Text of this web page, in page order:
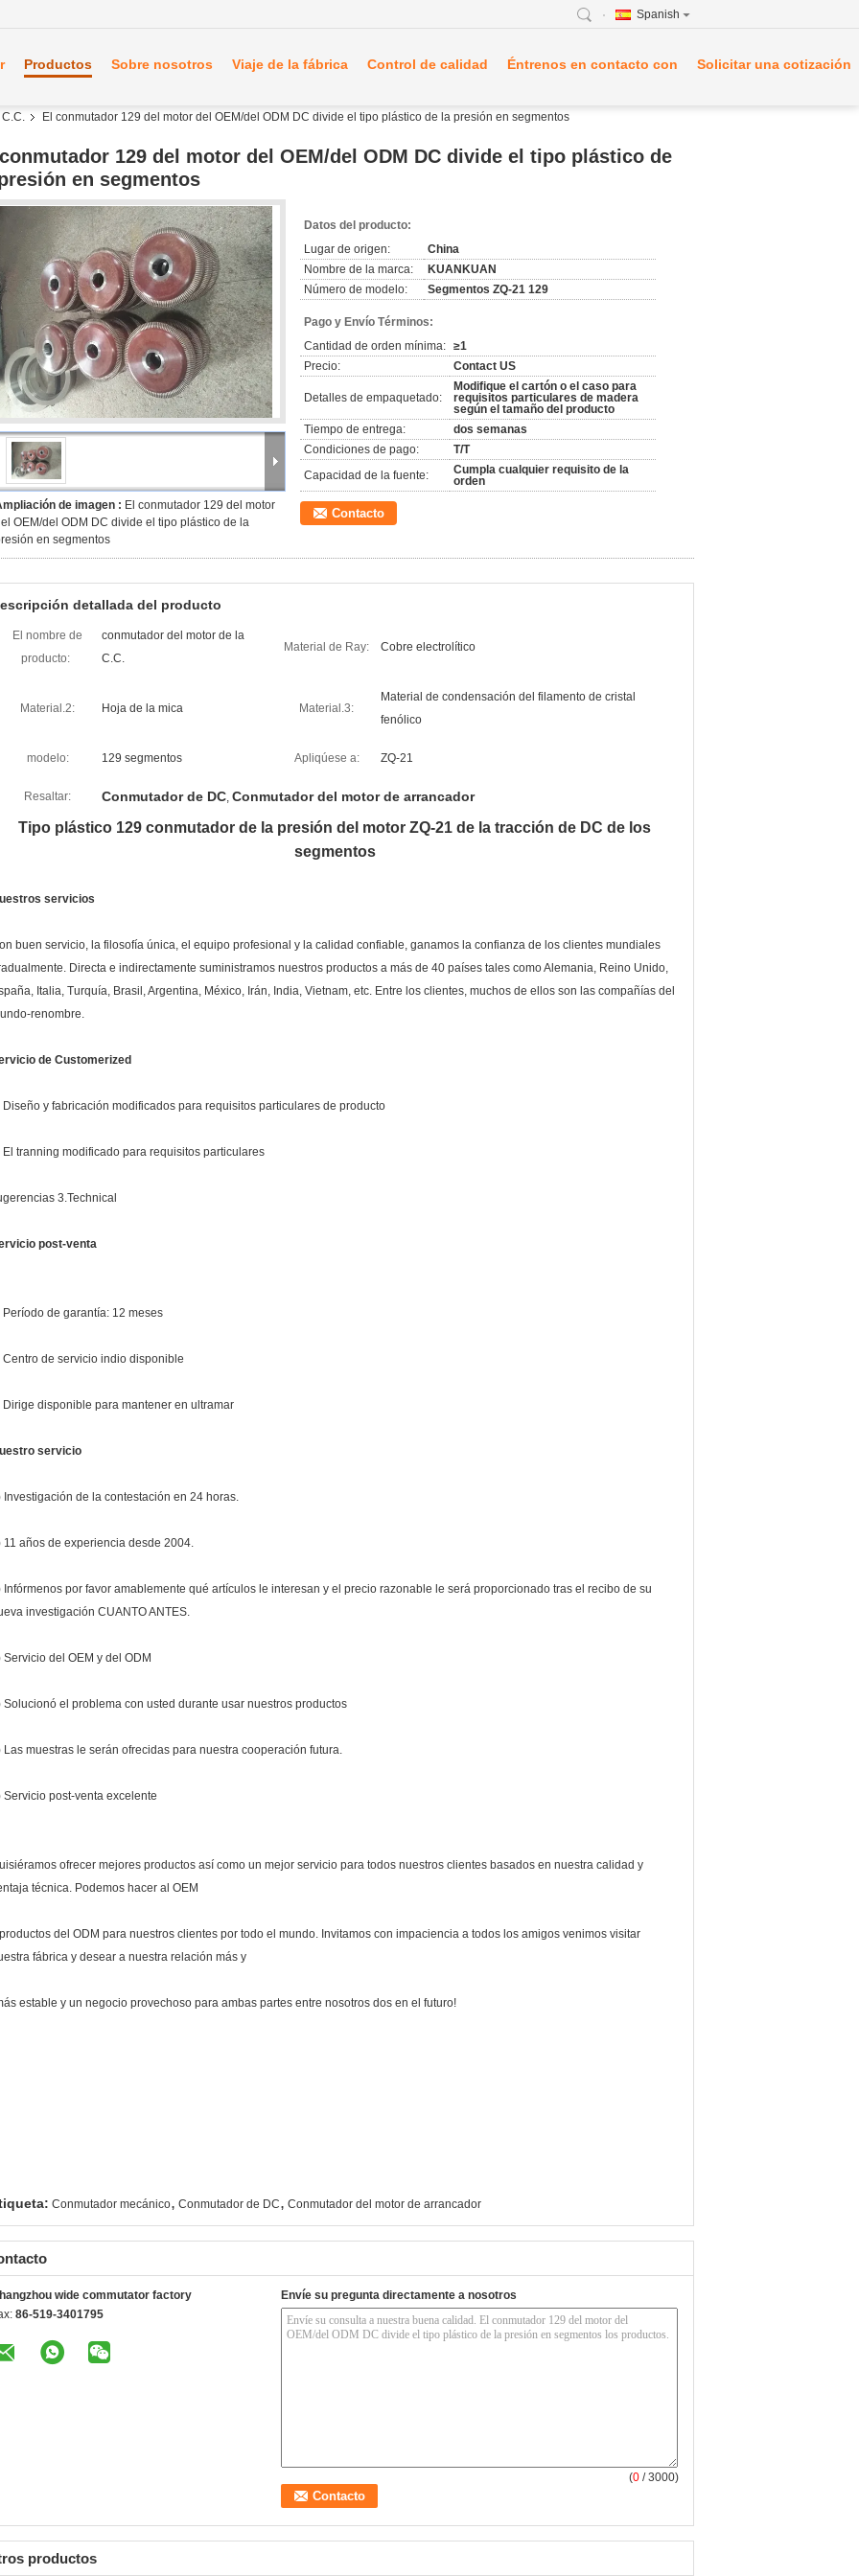
Spanish
Productos Sobre nosotros Viaje de la fábrica Control de calidad Éntrenos en contacto con Solicitar una cotización
El conmutador 129 del motor del OEM/del ODM DC divide el tipo plástico de la presión en segmentos
129 del motor del OEM/del ODM DC divide el tipo plástico de
en segmentos
de imagen : El conmutador 129 del motor
OEM/del ODM DC divide el tipo plástico de la
en segmentos
Datos del producto:
Lugar de origen:
China
Nombre de la marca:
KUANKUAN
Número de modelo:
Segmentos ZQ-21 129
Pago y Envío Términos:
Cantidad de orden mínima: ≥1
Precio:
Contact US
Detalles de empaquetado:
Modifique el cartón o el caso para
requisitos particulares de madera
según el tamaño del producto
Tiempo de entrega:
dos semanas
Condiciones de pago:
T/T
Capacidad de la fuente:
Cumpla cualquier requisito de la
orden
Contacto
detallada del producto
El nombre de
producto:
conmutador del motor de la
C.C.
Material de Ray: Cobre electrolítico
Material.2: Hoja de la mica Material.3:
Material de condensación del filamento de cristal
fenólico
modelo: 129 segmentos Apliqúese a: ZQ-21
Resaltar: Conmutador de DC, Conmutador del motor de arrancador
Tipo plástico 129 conmutador de la presión del motor ZQ-21 de la tracción de DC de los
segmentos
servicios
buen servicio, la filosofía única, el equipo profesional y la calidad confiable, ganamos la confianza de los clientes mundiales
Directa e indirectamente suministramos nuestros productos a más de 40 países tales como Alemania, Reino Unido,
Italia, Turquía, Brasil, Argentina, México, Irán, India, Vietnam, etc. Entre los clientes, muchos de ellos son las compañías del
renombre.
de Customerized
Diseño y fabricación modificados para requisitos particulares de producto
El tranning modificado para requisitos particulares
3.Technical
post-venta
Período de garantía: 12 meses
Centro de servicio indio disponible
Dirige disponible para mantener en ultramar
servicio
Investigación de la contestación en 24 horas.
11 años de experiencia desde 2004.
Infórmenos por favor amablemente qué artículos le interesan y el precio razonable le será proporcionado tras el recibo de su
investigación CUANTO ANTES.
Servicio del OEM y del ODM
Solucionó el problema con usted durante usar nuestros productos
Las muestras le serán ofrecidas para nuestra cooperación futura.
Servicio post-venta excelente
ofrecer mejores productos así como un mejor servicio para todos nuestros clientes basados en nuestra calidad y
técnica. Podemos hacer al OEM
del ODM para nuestros clientes por todo el mundo. Invitamos con impaciencia a todos los amigos venimos visitar
fábrica y desear a nuestra relación más y
estable y un negocio provechoso para ambas partes entre nosotros dos en el futuro!
Conmutador mecánico, Conmutador de DC, Conmutador del motor de arrancador
wide commutator factory
86-519-3401795
Envíe su pregunta directamente a nosotros
(0 / 3000)
productos